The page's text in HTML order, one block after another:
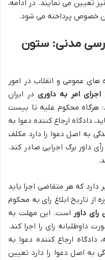
تعیین می نمایند. در ادامه،
خصوص پرداخته می شود.
دادرسی مدنی: ستون
های عمومی و انقلاب در امور
امر به داوری در ایران
هرگاه محکوم علیه تا بیست
دادگاه ارجاع کننده دعوا به
به اصل دعوا را دارد مکلف
داور برگ اجرایی صادر کند.
دارد که هر متقاضی اجرا باید
ها توجه کند. اولاً، مهلت 20 روزه از تاریخ ابلاغ رای به محکوم
داور است. این مهلت به
رای را اجرا کند.
دادگاه ارجاع کننده دعوا به
به اصل دعوا را دارد تعیین